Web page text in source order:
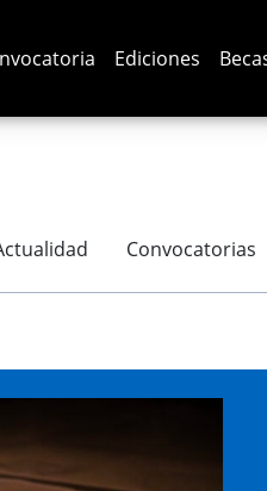
Ediciones
Convocatorias